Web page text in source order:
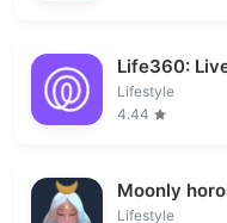
Life360:
Lifestyle
4.44
Moonly
Lifestyle